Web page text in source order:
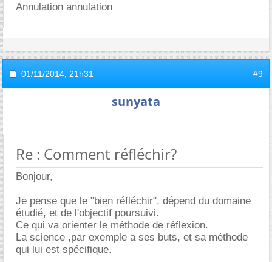
Annulation annulation
01/11/2014, 21h31 #9
sunyata
Re : Comment réfléchir?
Bonjour,
Je pense que le "bien réfléchir", dépend du domaine
étudié, et de l'objectif poursuivi.
Ce qui va orienter le méthode de réflexion.
La science ,par exemple a ses buts, et sa méthode
qui lui est spécifique.